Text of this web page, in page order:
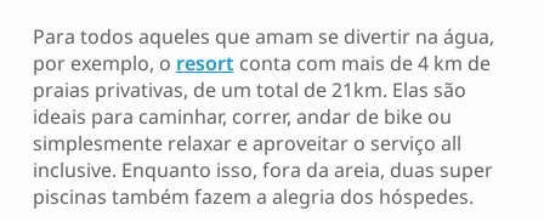
Para todos aqueles que amam se divertir na água,
por exemplo, o resort conta com mais de 4 km de
praias privativas, de um total de 21km. Elas são
ideais para caminhar, correr, andar de bike ou
simplesmente relaxar e aproveitar o serviço all
inclusive. Enquanto isso, fora da areia, duas super
piscinas também fazem a alegria dos hóspedes.